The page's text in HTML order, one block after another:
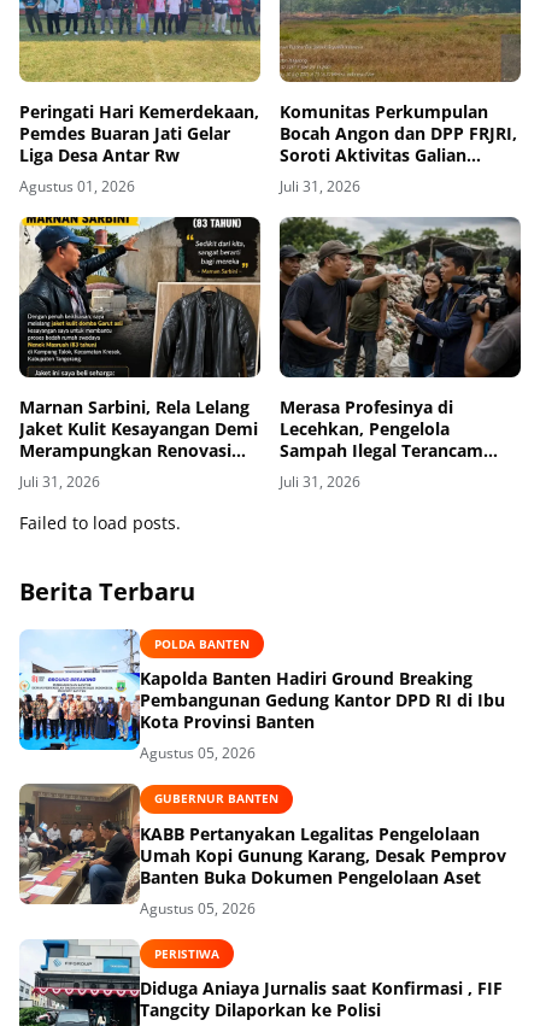
Peringati Hari Kemerdekaan,
Pemdes Buaran Jati Gelar
Liga Desa Antar Rw
Agustus 01, 2026
Komunitas Perkumpulan
Bocah Angon dan DPP FRJRI,
Soroti Aktivitas Galian
Tanah di Desa Bakung Yang
Kenal Hukum
Juli 31, 2026
Marnan Sarbini, Rela Lelang
Jaket Kulit Kesayangan Demi
Merampungkan Renovasi
Rumah Nenek Masru'ah di
Desa Talok Kresek,
Juli 31, 2026
Merasa Profesinya di
Lecehkan, Pengelola
Sampah Ilegal Terancam
Dilaporkan Sejumlah Aktivis
Juli 31, 2026
Failed to load posts.
Berita Terbaru
POLDA BANTEN
Kapolda Banten Hadiri Ground Breaking
Pembangunan Gedung Kantor DPD RI di Ibu
Kota Provinsi Banten
Agustus 05, 2026
GUBERNUR BANTEN
KABB Pertanyakan Legalitas Pengelolaan
Umah Kopi Gunung Karang, Desak Pemprov
Banten Buka Dokumen Pengelolaan Aset
Agustus 05, 2026
PERISTIWA
Diduga Aniaya Jurnalis saat Konfirmasi , FIF
Tangcity Dilaporkan ke Polisi